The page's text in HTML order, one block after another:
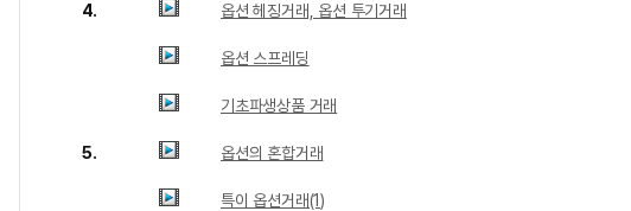
4. 옵션 헤징거래, 옵션 투기거래
옵션 스프레딩
기초파생상품 거래
5. 옵션의 혼합거래
특이 옵션거래(1)